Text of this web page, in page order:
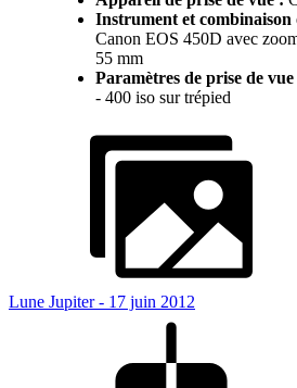
Instrument et combinaison
Canon EOS 450D avec
55 mm
Paramètres de prise de vue
- 400 iso sur trépied
Lune Jupiter - 17 juin 2012